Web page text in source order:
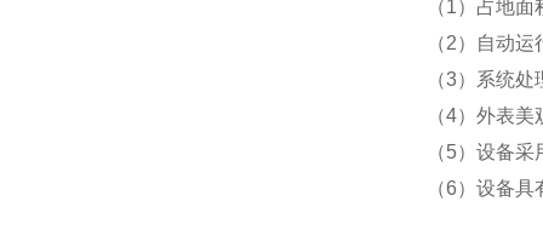
（1）占地
（2）自动
（3）系统
（4）外表
（5）设备
（6）设备